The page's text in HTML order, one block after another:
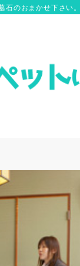
石のおまかせ下さい